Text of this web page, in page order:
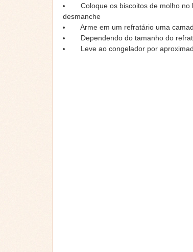
Coloque os biscoitos de molho no
desmanche
Arme em um refratário uma
Dependendo do tamanho do
Leve ao congelador por